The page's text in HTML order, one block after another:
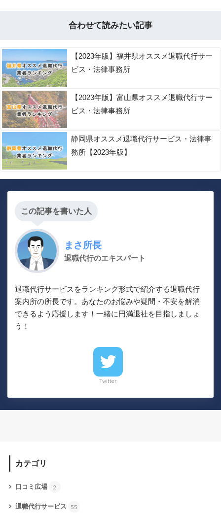
合わせて読みたい記事
【2023年版】福井県オススメ退職代行サー
ビス・法律事務所
【2023年版】富山県オススメ退職代行サー
ビス・法律事務所
静岡県オススメ退職代行サービス・法律事
務所【2023年版】
この記事を書いた人
まさ所長
退職代行のエキスパート
退職代行サービスをランキング形式で紹介する退職代行
案内所の所長です。あなたのお悩みや疑問・不安を解消
できるよう応援します！一緒に円満退社を目指しましょ
う！
Twitter
カテゴリ
口コミ広場 2
退職代行サービス 55